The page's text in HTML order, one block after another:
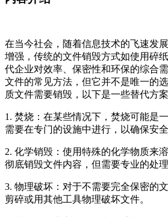
在当今社会，随着信息技术的飞速发
增强，传统的文件销毁方式如使用碎
代企业对效率、保密性和环保的综合
文件的常见方法，但它并不是唯一的
质文件需要销毁，以下是一些替代方案
1. 焚烧：在某些情况下，焚烧可能是
需要在专门的设施中进行，以确保安
2. 化学销毁：使用特殊的化学物质来
彻底销毁文件内容，但需要专业的处
3. 物理破坏：对于不需要完全保密的
剪碎或用其他工具物理破坏文件。